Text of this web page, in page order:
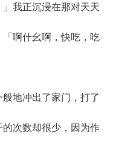
我正沉浸在那对天天
啊什幺啊，快吃，吃
地冲出了家门，打了
次数却很少，因为作